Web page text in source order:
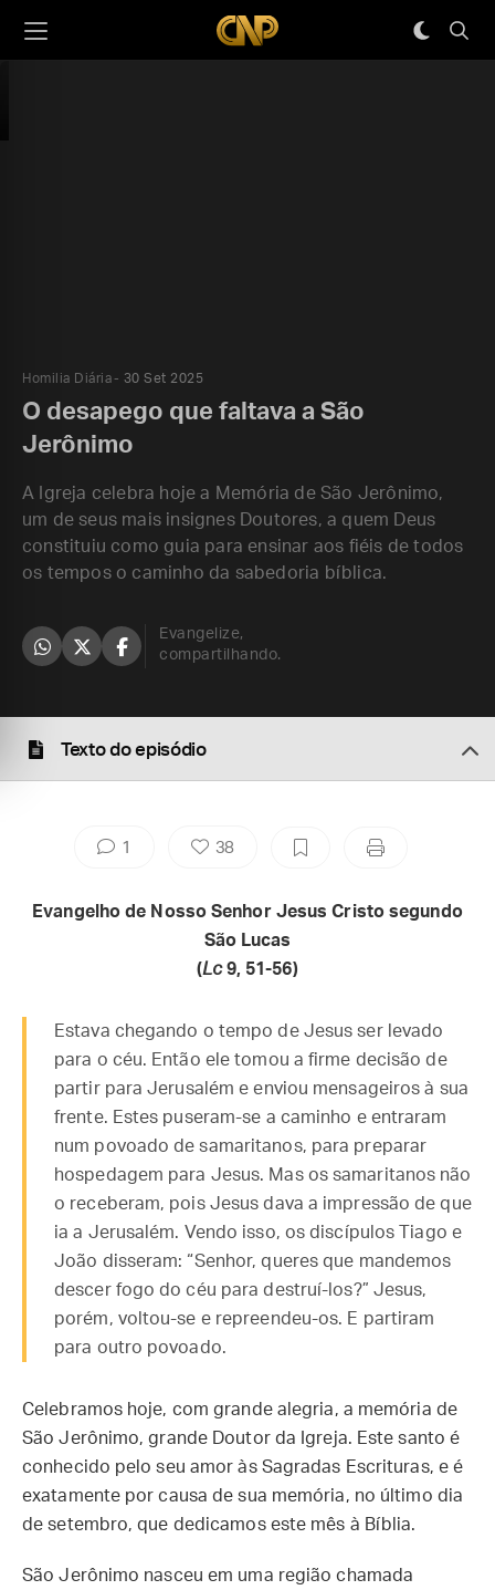
Homilia Diária 30 Set 2025
O desapego que faltava a São
Jerônimo
A Igreja celebra hoje a Memória de São Jerônimo,
um de seus mais insignes Doutores, a quem Deus
constituiu como guia para ensinar aos fiéis de todos
os tempos o caminho da sabedoria bíblica.
Evangelize,
compartilhando.
Texto do episódio
1 38
Evangelho de Nosso Senhor Jesus Cristo segundo
São Lucas
(Lc9, 51-56)
Estava chegando o tempo de Jesus ser levado
para o céu. Então ele tomou a firme decisão de
partir para Jerusalém e enviou mensageiros à sua
frente. Estes puseram-se a caminho e entraram
num povoado de samaritanos, para preparar
hospedagem para Jesus. Mas os samaritanos não
o receberam, pois Jesus dava a impressão de que
ia a Jerusalém. Vendo isso, os discípulos Tiago e
João disseram: “Senhor, queres que mandemos
descer fogo do céu para destruí-los?” Jesus,
porém, voltou-se e repreendeu-os. E partiram
para outro povoado.
Celebramos hoje, com grande alegria, a memória de
São Jerônimo, grande Doutor da Igreja. Este santo é
conhecido pelo seu amor às Sagradas Escrituras, e é
exatamente por causa de sua memória, no último dia
de setembro, que dedicamos este mês à Bíblia.
São Jerônimo nasceu em uma região chamada